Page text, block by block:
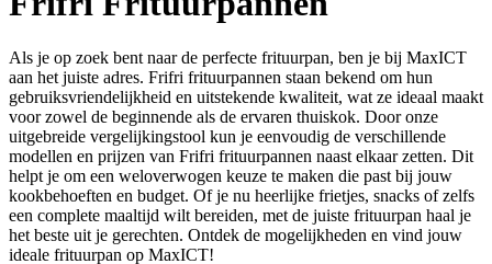
Als je op zoek bent naar de perfecte frituurpan, ben je bij MaxICT
aan het juiste adres. Frifri frituurpannen staan bekend om hun
gebruiksvriendelijkheid en uitstekende kwaliteit, wat ze ideaal maakt
voor zowel de beginnende als de ervaren thuiskok. Door onze
uitgebreide vergelijkingstool kun je eenvoudig de verschillende
modellen en prijzen van Frifri frituurpannen naast elkaar zetten. Dit
helpt je om een weloverwogen keuze te maken die past bij jouw
kookbehoeften en budget. Of je nu heerlijke frietjes, snacks of zelfs
een complete maaltijd wilt bereiden, met de juiste frituurpan haal je
het beste uit je gerechten. Ontdek de mogelijkheden en vind jouw
ideale frituurpan op MaxICT!